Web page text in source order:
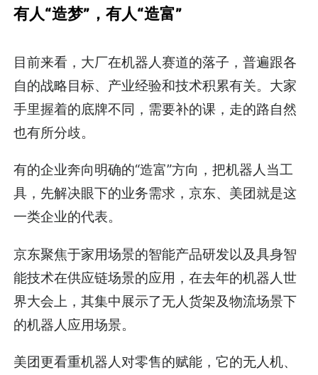
有人“造梦”，有人“造富”
目前来看，大厂在机器人赛道的落子，普遍跟各
自的战略目标、产业经验和技术积累有关。大家
手里握着的底牌不同，需要补的课，走的路自然
也有所分歧。
有的企业奔向明确的“造富”方向，把机器人当工
具，先解决眼下的业务需求，京东、美团就是这
一类企业的代表。
京东聚焦于家用场景的智能产品研发以及具身智
能技术在供应链场景的应用，在去年的机器人世
界大会上，其集中展示了无人货架及物流场景下
的机器人应用场景。
美团更看重机器人对零售的赋能，它的无人机、